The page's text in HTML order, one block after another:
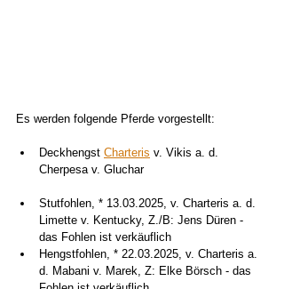
Es werden folgende Pferde vorgestellt:
Deckhengst Charteris v. Vikis a. d.
Cherpesa v. Gluchar
Stutfohlen, * 13.03.2025, v. Charteris a. d.
Limette v. Kentucky, Z./B: Jens Düren -
das Fohlen ist verkäuflich
Hengstfohlen, * 22.03.2025, v. Charteris a.
d. Mabani v. Marek, Z: Elke Börsch - das